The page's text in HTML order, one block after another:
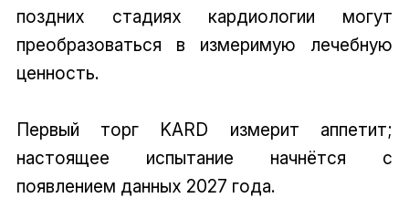
поздних стадиях кардиологии могут
преобразоваться в измеримую лечебную
ценность.
Первый торг KARD измерит аппетит;
настоящее испытание начнётся с
появлением данных 2027 года.